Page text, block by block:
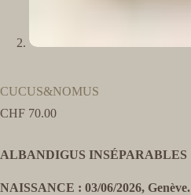
CUCUS&NOMUS
CHF 70.00
ALBANDIGUS INSÉPARABLES
NAISSANCE : 03/06/2026, Genève.